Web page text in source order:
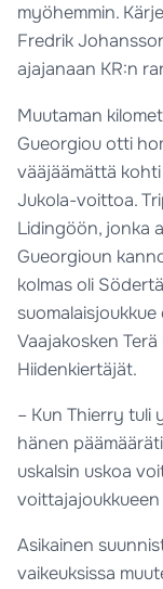
myöhemmin.
Fredrik
ajajanaan KR:n
Muutaman
Gueorgiou otti
vääjäämättä
Jukola-voittoa.
Lidingöön, jonka
Gueorgioun
kolmas oli
Vaajakosken
Hiidenkiertäjät.
– Kun Thierry tuli
hänen
uskalsin uskoa
Asikainen
vaikeuksissa